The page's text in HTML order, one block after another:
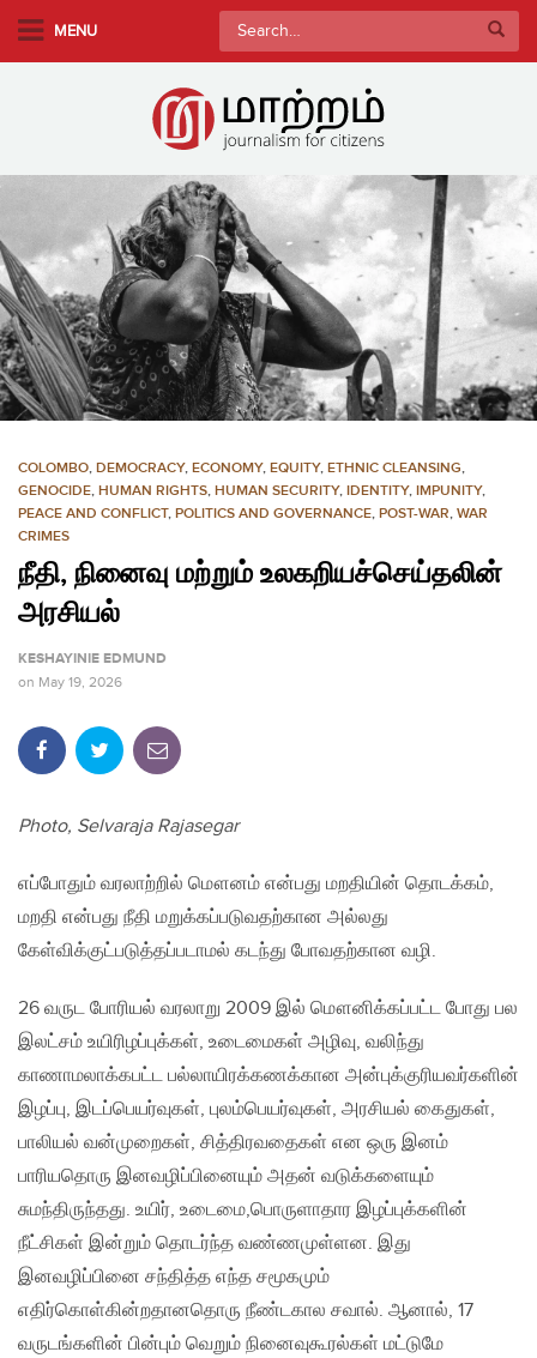
m
i
n
c
o
n
t
MENU
Search
for:
COLOMBO, DEMOCRACY, ECONOMY, EQUITY, ETHNIC CLEANSING,
GENOCIDE, HUMAN RIGHTS, HUMAN SECURITY, IDENTITY, IMPUNITY,
PEACE AND CONFLICT, POLITICS AND GOVERNANCE, POST-WAR, WAR
CRIMES
நீதி, நினைவு மற்றும் உலகறியச்செய்தலின்
அரசியல்
KESHAYINIE EDMUND
on May 19, 2026
Photo, Selvaraja Rajasegar
எப்போதும் வரலாற்றில் மௌனம் என்பது மறதியின் தொடக்கம்,
மறதி என்பது நீதி மறுக்கப்படுவதற்கான அல்லது
கேள்விக்குட்படுத்தப்படாமல் கடந்து போவதற்கான வழி.
26 வருட போரியல் வரலாறு 2009 இல் மௌனிக்கப்பட்ட போது பல
இலட்சம் உயிரிழப்புக்கள், உடைமைகள் அழிவு, வலிந்து
காணாமலாக்கபட்ட பல்லாயிரக்கணக்கான அன்புக்குரியவர்களின்
இழப்பு, இடப்பெயர்வுகள், புலம்பெயர்வுகள், அரசியல் கைதுகள்,
பாலியல் வன்முறைகள், சித்திரவதைகள் என ஒரு இனம்
பாரியதொரு இனவழிப்பினையும் அதன் வடுக்களையும்
சுமந்திருந்தது. உயிர், உடைமை,பொருளாதார இழப்புக்களின்
நீட்சிகள் இன்றும் தொடர்ந்த வண்ணமுள்ளன. இது
இனவழிப்பினை சந்தித்த எந்த சமூகமும்
எதிர்கொள்கின்றதானதொரு நீண்டகால சவால். ஆனால், 17
வருடங்களின் பின்பும் வெறும் நினைவுகூரல்கள் மட்டுமே